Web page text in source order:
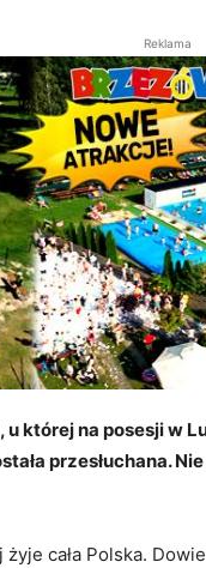
Reklama
której na posesji w
przesłuchana.
cała Polska.